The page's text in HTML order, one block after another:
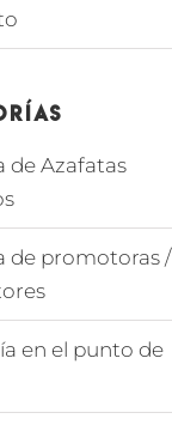
de Azafatas
de promotoras /
en el punto de